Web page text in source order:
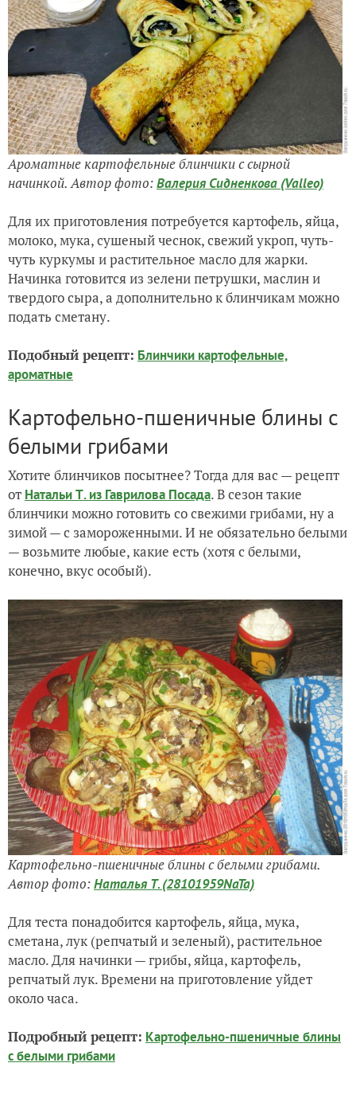
Ароматные картофельные блинчики с сырной
начинкой. Автор фото:Валерия Сидненкова (Valleo)
Для их приготовления потребуется картофель, яйца,
молоко, мука, сушеный чеснок, свежий укроп, чуть-
чуть куркумы и растительное масло для жарки.
Начинка готовится из зелени петрушки, маслин и
твердого сыра, а дополнительно к блинчикам можно
подать сметану.
Подобный рецепт: Блинчики картофельные,
ароматные
Картофельно-пшеничные блины с
белыми грибами
Хотите блинчиков посытнее? Тогда для вас — рецепт
от Натальи Т. из Гаврилова Посада. В сезон такие
блинчики можно готовить со свежими грибами, ну а
зимой — с замороженными. И не обязательно белыми
— возьмите любые, какие есть (хотя с белыми,
конечно, вкус особый).
Картофельно-пшеничные блины с белыми грибами.
Автор фото:Наталья Т. (28101959NaTa)
Для теста понадобится картофель, яйца, мука,
сметана, лук (репчатый и зеленый), растительное
масло. Для начинки — грибы, яйца, картофель,
репчатый лук. Времени на приготовление уйдет
около часа.
Подробный рецепт: Картофельно-пшеничные блины
с белыми грибами